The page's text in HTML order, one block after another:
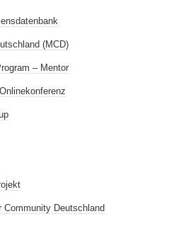
(MCD)
– Mentor
Community Deutschland